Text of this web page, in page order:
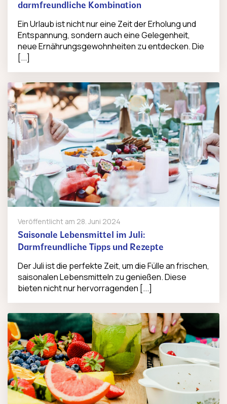
darmfreundliche Kombination
Ein Urlaub ist nicht nur eine Zeit der Erholung und
Entspannung, sondern auch eine Gelegenheit,
neue Ernährungsgewohnheiten zu entdecken. Die
[...]
Veröffentlicht am 28. Juni 2024
Saisonale Lebensmittel im Juli:
Darmfreundliche Tipps und Rezepte
Der Juli ist die perfekte Zeit, um die Fülle an frischen,
saisonalen Lebensmitteln zu genießen. Diese
bieten nicht nur hervorragenden [...]